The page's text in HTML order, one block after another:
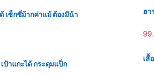
เซ็กซี่ม้ากค่าแม้ ต้องมีน้า
ป้าแกะได้ กระดุมแป็ก
ฮา
เสื้